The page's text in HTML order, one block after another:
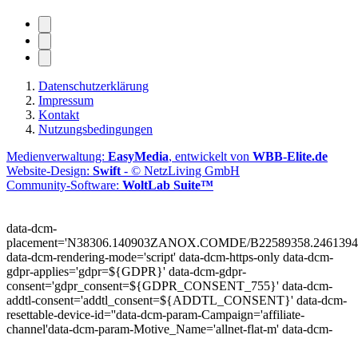
Datenschutzerklärung
Impressum
Kontakt
Nutzungsbedingungen
Medienverwaltung: EasyMedia, entwickelt von WBB-Elite.de
Website-Design: Swift - © NetzLiving GmbH
Community-Software: WoltLab Suite™
data-dcm-
placement='N38306.140903ZANOX.COMDE/
data-dcm-rendering-mode='script' data-dcm-https-only data-dcm-
gdpr-applies='gdpr=${GDPR}' data-dcm-gdpr-
consent='gdpr_consent=${GDPR_CONSENT_755}' data-dcm-
addtl-consent='addtl_consent=${ADDTL_CONSENT}' data-dcm-
resettable-device-id=''data-dcm-param-Campaign='affiliate-
channel'data-dcm-param-Motive_Name='allnet-flat-m' data-dcm-